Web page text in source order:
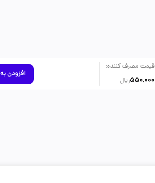
قیمت مصرف کننده:
550,000ریال
افزودن به لیست